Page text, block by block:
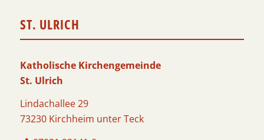
ST. ULRICH
Katholische Kirchengemeinde
St. Ulrich
Lindachallee 29
73230 Kirchheim unter Teck